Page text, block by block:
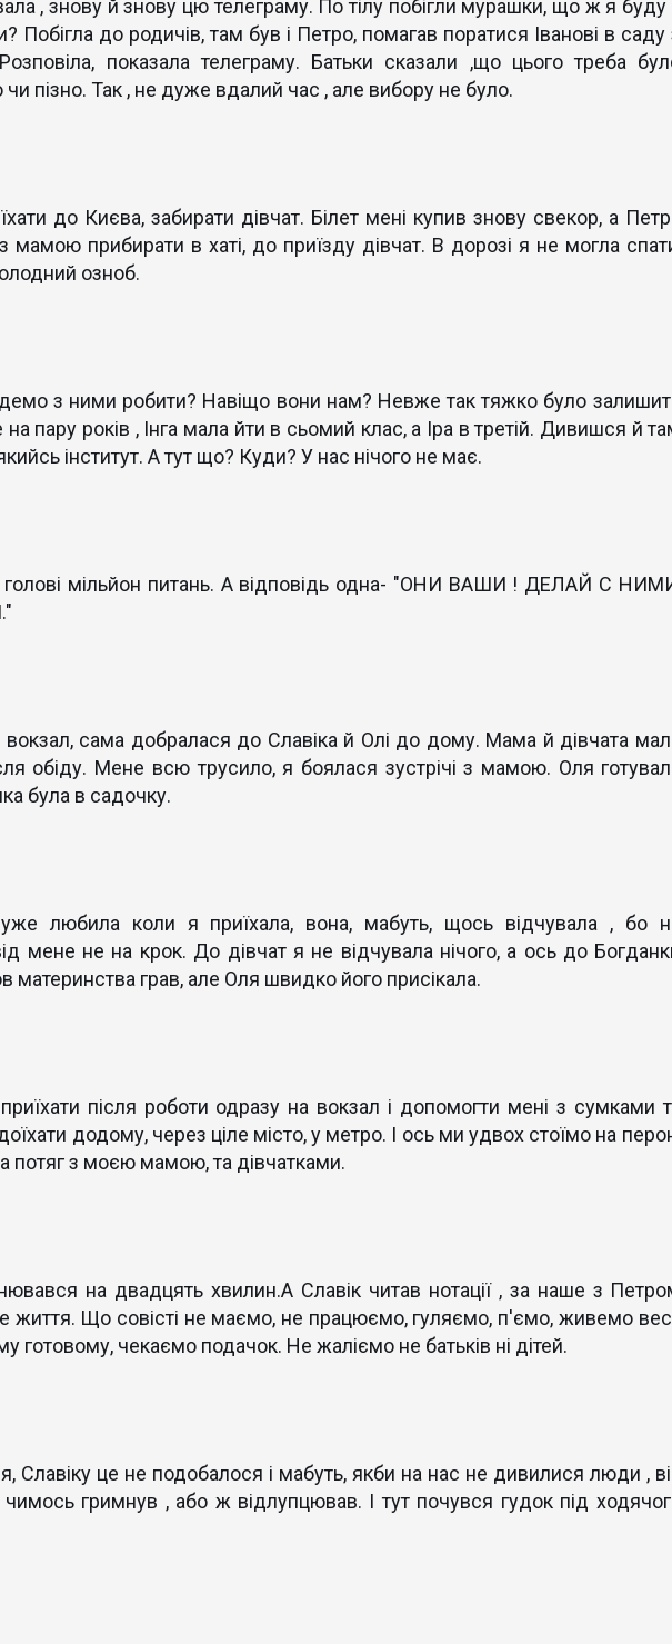
, знову й знову цю телеграму. По тілу побігли мурашки, що ж я буду
Побігла до родичів, там був і Петро, помагав поратися Іванові в саду
показала телеграму. Батьки сказали ,що цього треба
чи пізно. Так , не дуже вдалий час , але вибору не було.
до Києва, забирати дівчат. Білет мені купив знову свекор, а
мамою прибирати в хаті, до приїзду дівчат. В дорозі я не могла
озноб.
з ними робити? Навіщо вони нам? Невже так тяжко було
пару років , Інга мала йти в сьомий клас, а Іра в третій. Дивишся й
інститут. А тут що? Куди? У нас нічого не має.
голові мільйон питань. А відповідь одна- "ОНИ ВАШИ ! ДЕЛАЙ С
вокзал, сама добралася до Славіка й Олі до дому. Мама й дівчата
обіду. Мене всю трусило, я боялася зустрічі з мамою. Оля
була в садочку.
любила коли я приїхала, вона, мабуть, щось відчувала , бо
мене не на крок. До дівчат я не відчувала нічого, а ось до
материнства грав, але Оля швидко його присікала.
після роботи одразу на вокзал і допомогти мені з сумками
додому, через ціле місто, у метро. І ось ми удвох стоїмо на
потяг з моєю мамою, та дівчатками.
на двадцять хвилин.А Славік читав нотації , за наше з
життя. Що совісті не маємо, не працюємо, гуляємо, п'ємо, живемо
готовому, чекаємо подачок. Не жаліємо не батьків ні дітей.
Славіку це не подобалося і мабуть, якби на нас не дивилися люди ,
гримнув , або ж відлупцював. І тут почувся гудок під